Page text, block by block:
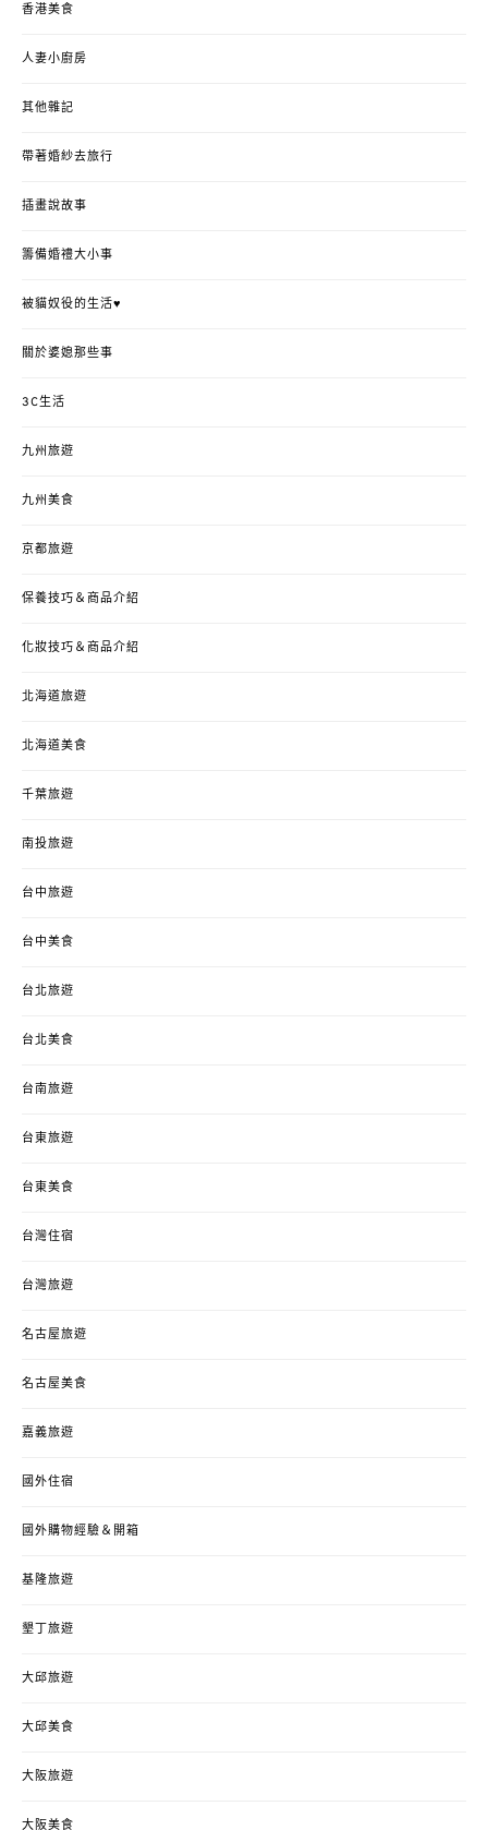
香港美食
人妻小廚房
其他雜記
帶著婚紗去旅行
插畫說故事
籌備婚禮大小事
被貓奴役的生活♥
關於婆媳那些事
3C生活
九州旅遊
九州美食
京都旅遊
保養技巧＆商品介紹
化妝技巧＆商品介紹
北海道旅遊
北海道美食
千葉旅遊
南投旅遊
台中旅遊
台中美食
台北旅遊
台北美食
台南旅遊
台東旅遊
台東美食
台灣住宿
台灣旅遊
名古屋旅遊
名古屋美食
嘉義旅遊
國外住宿
國外購物經驗＆開箱
基隆旅遊
墾丁旅遊
大邱旅遊
大邱美食
大阪旅遊
大阪美食